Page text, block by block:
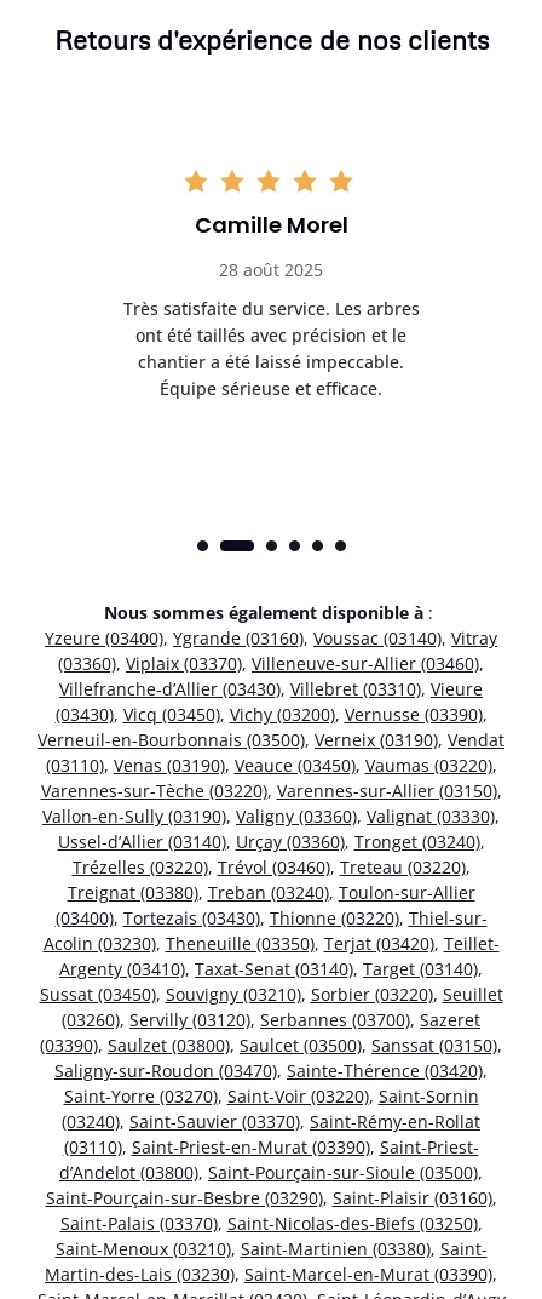
Retours d'expérience de nos clients
Camille Morel
28 août 2025
Très satisfaite du service. Les arbres
ont été taillés avec précision et le
chantier a été laissé impeccable.
Équipe sérieuse et efficace.
Nous sommes également disponible à :
Yzeure (03400), Ygrande (03160), Voussac (03140), Vitray
(03360), Viplaix (03370), Villeneuve-sur-Allier (03460),
Villefranche-d’Allier (03430), Villebret (03310), Vieure
(03430), Vicq (03450), Vichy (03200), Vernusse (03390),
Verneuil-en-Bourbonnais (03500), Verneix (03190), Vendat
(03110), Venas (03190), Veauce (03450), Vaumas (03220),
Varennes-sur-Tèche (03220), Varennes-sur-Allier (03150),
Vallon-en-Sully (03190), Valigny (03360), Valignat (03330),
Ussel-d’Allier (03140), Urçay (03360), Tronget (03240),
Trézelles (03220), Trévol (03460), Treteau (03220),
Treignat (03380), Treban (03240), Toulon-sur-Allier
(03400), Tortezais (03430), Thionne (03220), Thiel-sur-
Acolin (03230), Theneuille (03350), Terjat (03420), Teillet-
Argenty (03410), Taxat-Senat (03140), Target (03140),
Sussat (03450), Souvigny (03210), Sorbier (03220), Seuillet
(03260), Servilly (03120), Serbannes (03700), Sazeret
(03390), Saulzet (03800), Saulcet (03500), Sanssat (03150),
Saligny-sur-Roudon (03470), Sainte-Thérence (03420),
Saint-Yorre (03270), Saint-Voir (03220), Saint-Sornin
(03240), Saint-Sauvier (03370), Saint-Rémy-en-Rollat
(03110), Saint-Priest-en-Murat (03390), Saint-Priest-
d’Andelot (03800), Saint-Pourçain-sur-Sioule (03500),
Saint-Pourçain-sur-Besbre (03290), Saint-Plaisir (03160),
Saint-Palais (03370), Saint-Nicolas-des-Biefs (03250),
Saint-Menoux (03210), Saint-Martinien (03380), Saint-
Martin-des-Lais (03230), Saint-Marcel-en-Murat (03390),